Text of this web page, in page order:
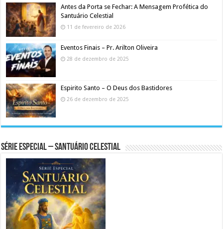
Antes da Porta se Fechar: A Mensagem Profética do
Santuário Celestial
11 de fevereiro de 2026
Eventos Finais – Pr. Arilton Oliveira
28 de dezembro de 2025
Espirito Santo – O Deus dos Bastidores
26 de dezembro de 2025
Série Especial – Santuário Celestial